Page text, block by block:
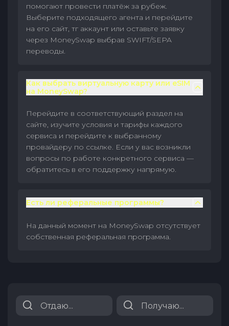
помогают провести платёж за рубеж.
Выберите подходящего агента и перейдите
на его сайт, тг аккаунт или оставьте заявку
через MoneySwap выбрав SWIFT/SEPA
переводы.
Как выбрать виртуальную карту или eSIM
на MoneySwap?
Перейдите в соответствующий раздел на
сайте, изучите условия и тарифы каждого
сервиса и перейдите к выбранному
провайдеру по ссылке. Если у вас возникли
вопросы по работе конкретного сервиса —
обратитесь в его поддержку напрямую.
Есть ли реферальные программы?
На данный момент на MoneySwap отсутствует
собственная реферальная программа.